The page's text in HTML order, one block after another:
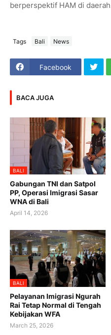
berperspektif HAM di
Tags Bali News
Facebook
BACA JUGA
BALI
Gabungan TNI dan Satpol
PP, Operasi Imigrasi Sasar
WNA di Bali
April 14, 2026
BALI
Pelayanan Imigrasi Ngurah
Rai Tetap Normal di Tengah
Kebijakan WFA
March 25, 2026